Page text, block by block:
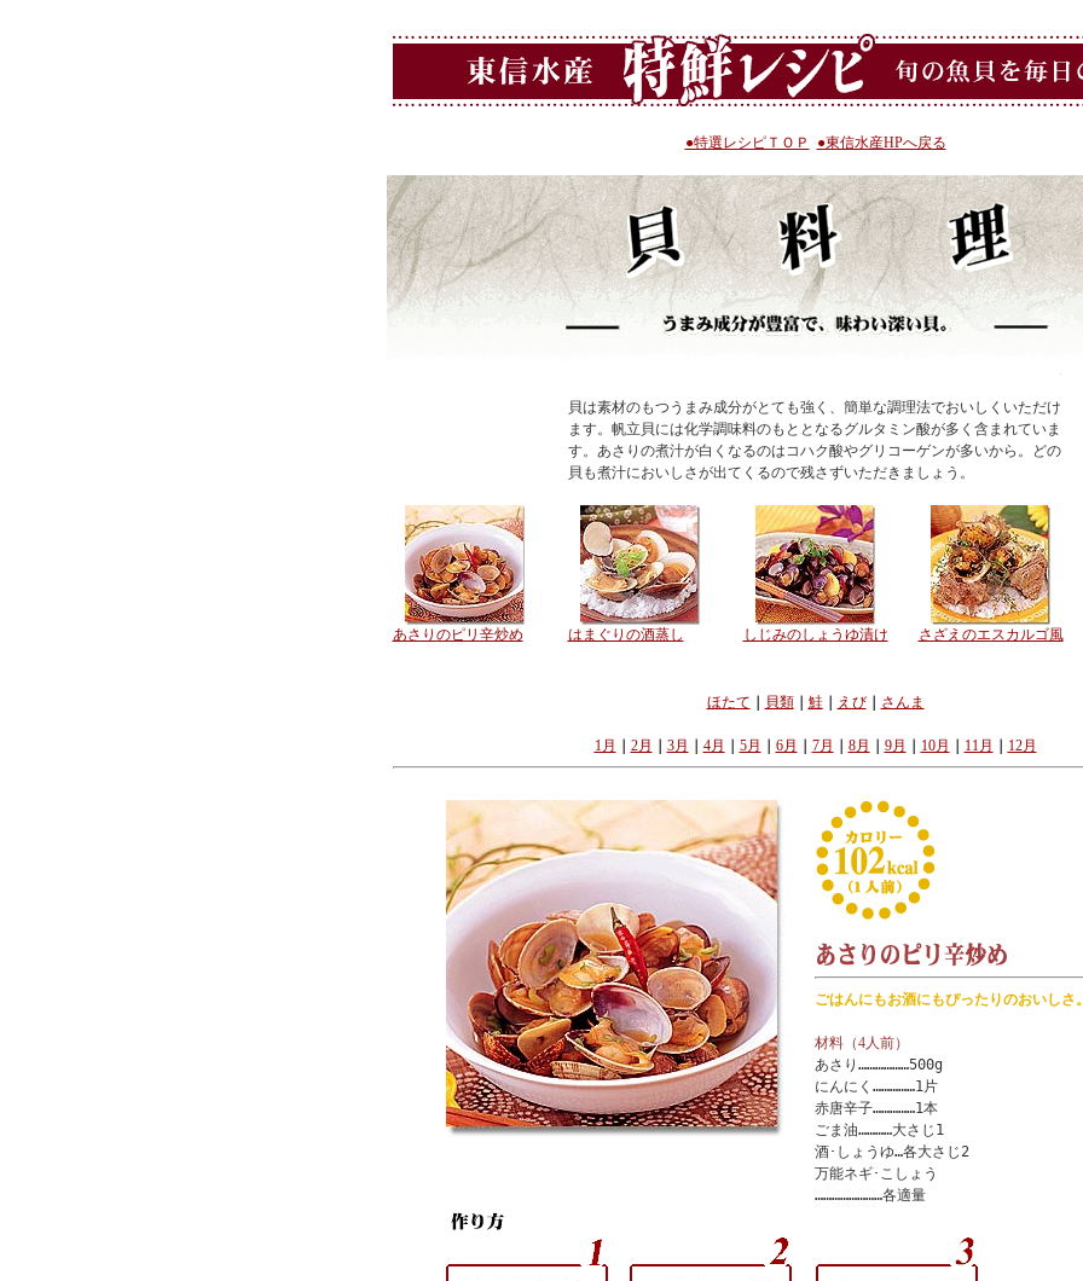
●特選レシピＴＯＰ ●東信水産HPへ戻る
貝は素材のもつうまみ成分がとても強く、簡単な調理法でおいしくいただけ
ます。帆立貝には化学調味料のもととなるグルタミン酸が多く含まれていま
す。あさりの煮汁が白くなるのはコハク酸やグリコーゲンが多いから。どの
貝も煮汁においしさが出てくるので残さずいただきましょう。
あさりのピリ辛炒め はまぐりの酒蒸し しじみのしょうゆ漬け さざえのエスカルゴ風
ほたて 貝類｜ 鮭｜ えび｜ さんま
1月 2月 3月 4月 5月 6月 7月 8月 9月 10月 11月 12月
ごはんにもお酒にもぴったりのおいしさ。
材料（4人前）
あさり………………500g
にんにく……………1片
赤唐辛子……………1本
ごま油…………大さじ1
酒･しょうゆ…各大さじ2
万能ネギ･こしょう
……………………各適量